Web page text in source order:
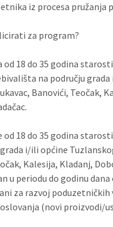
iz procesa pružanja
za program?
od 18 do 35 godina
na području
Banovići, Teočak,
od 18 do 35 godina
i/ili općine
Kalesija, Kladanj,
u periodu do godinu
za razvoj
(novi proizvodi/